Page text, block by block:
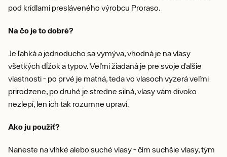
pod krídlami presláveného výrobcu Proraso.
Na čo je to dobré?
Je ľahká a jednoducho sa vymýva, vhodná je na vlasy
všetkých dĺžok a typov. Veľmi žiadaná je pre svoje ďalšie
vlastnosti - po prvé je matná, teda vo vlasoch vyzerá veľmi
prirodzene, po druhé je stredne silná, vlasy vám divoko
nezlepí, len ich tak rozumne upraví.
Ako ju použiť?
Naneste na vlhké alebo suché vlasy - čím suchšie vlasy, tým